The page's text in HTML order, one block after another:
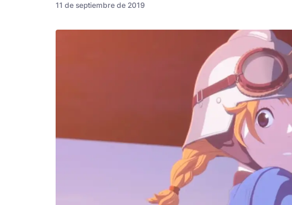
11 de septiembre de 2019